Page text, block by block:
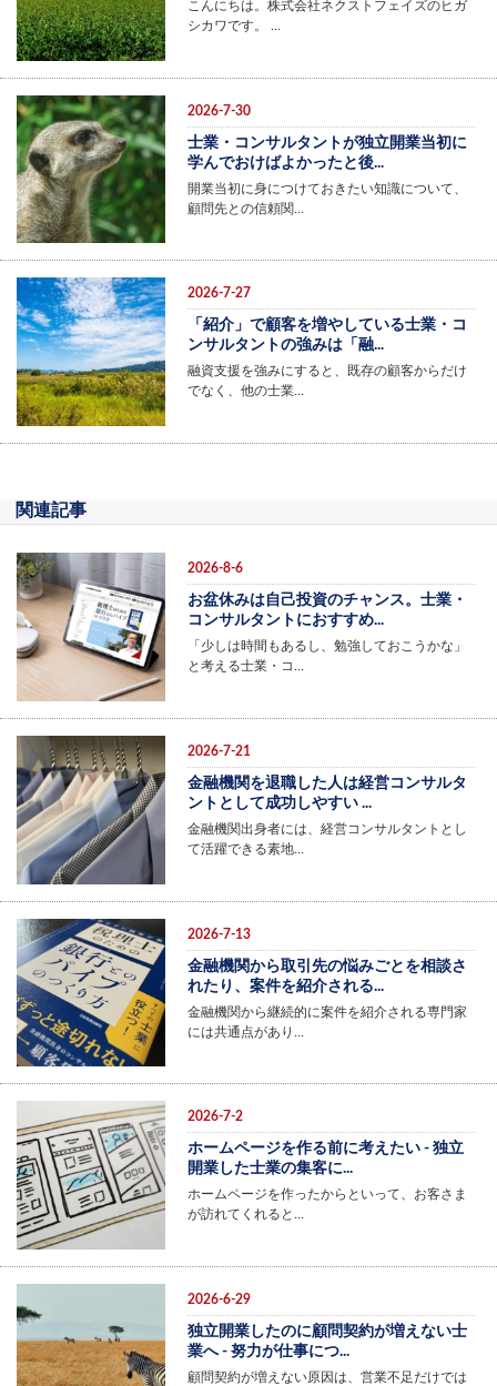
こんにちは。株式会社ネクストフェイズのヒガ
シカワです。 …
2026-7-30
士業・コンサルタントが独立開業当初に
学んでおけばよかったと後...
開業当初に身につけておきたい知識について、
顧問先との信頼関…
2026-7-27
「紹介」で顧客を増やしている士業・コ
ンサルタントの強みは「融...
融資支援を強みにすると、既存の顧客からだけ
でなく、他の士業…
関連記事
2026-8-6
お盆休みは自己投資のチャンス。士業・
コンサルタントにおすすめ...
「少しは時間もあるし、勉強しておこうかな」
と考える士業・コ…
2026-7-21
金融機関を退職した人は経営コンサルタ
ントとして成功しやすい ...
金融機関出身者には、経営コンサルタントとし
て活躍できる素地…
2026-7-13
金融機関から取引先の悩みごとを相談さ
れたり、案件を紹介される...
金融機関から継続的に案件を紹介される専門家
には共通点があり…
2026-7-2
ホームページを作る前に考えたい - 独立
開業した士業の集客に...
ホームページを作ったからといって、お客さま
が訪れてくれると…
2026-6-29
独立開業したのに顧問契約が増えない士
業へ - 努力が仕事につ...
顧問契約が増えない原因は、営業不足だけでは